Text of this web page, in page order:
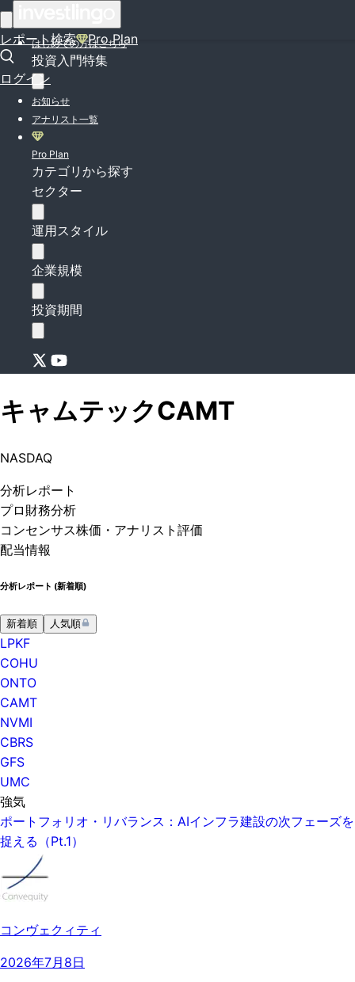
レポート検索 Pro Plan
ログイン
はじめての方はこちら
投資入門特集
お知らせ
アナリスト一覧
Pro Plan
カテゴリから探す
セクター
運用スタイル
企業規模
投資期間
キャムテックCAMT
NASDAQ
分析レポート
プロ 財務分析
コンセンサス株価 ・アナリスト評価
配当情報
分析レポート (新着順)
新着順 人気順
LPKF
COHU
ONTO
CAMT
NVMI
CBRS
GFS
UMC
強気
ポートフォリオ・リバランス：AIインフラ建設の次フェーズを
捉える（Pt.1）
コンヴェクィティ
2026年7月8日